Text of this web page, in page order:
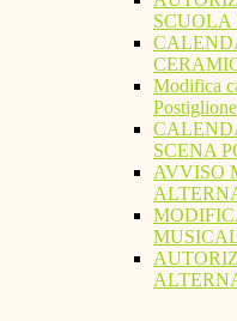
SCUOLA
Modifica
Postiglione
SCENA
AVVISO